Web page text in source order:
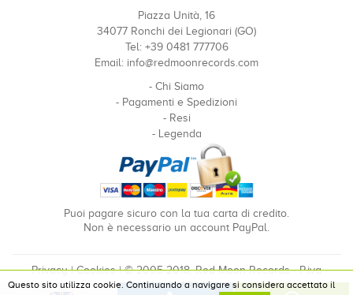
Piazza Unità, 16
34077 Ronchi dei Legionari (GO)
Tel: +39 0481 777706
Email: info@redmoonrecords.com
- Chi Siamo
- Pagamenti e Spedizioni
- Resi
- Legenda
Puoi pagare sicuro con la tua carta di credito.
Non è necessario un account PayPal.
Privacy|Cookies| © 2005-2018, Red Moon Records - P.iva
00910240324
Questo sito utilizza cookie. Continuando a navigare si considera accettato il